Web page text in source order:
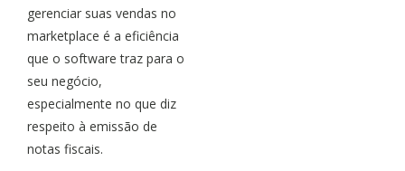
gerenciar suas vendas no
marketplace é a eficiência
que o software traz para o
seu negócio,
especialmente no que diz
respeito à emissão de
notas fiscais.